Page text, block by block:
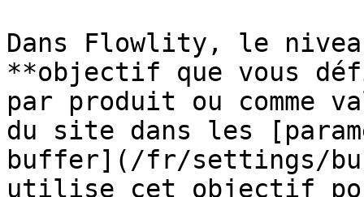
Dans Flowlity, le
**objectif que vous
par produit ou comme
du site dans les
buffer](/fr/settings/
utilise cet objectif